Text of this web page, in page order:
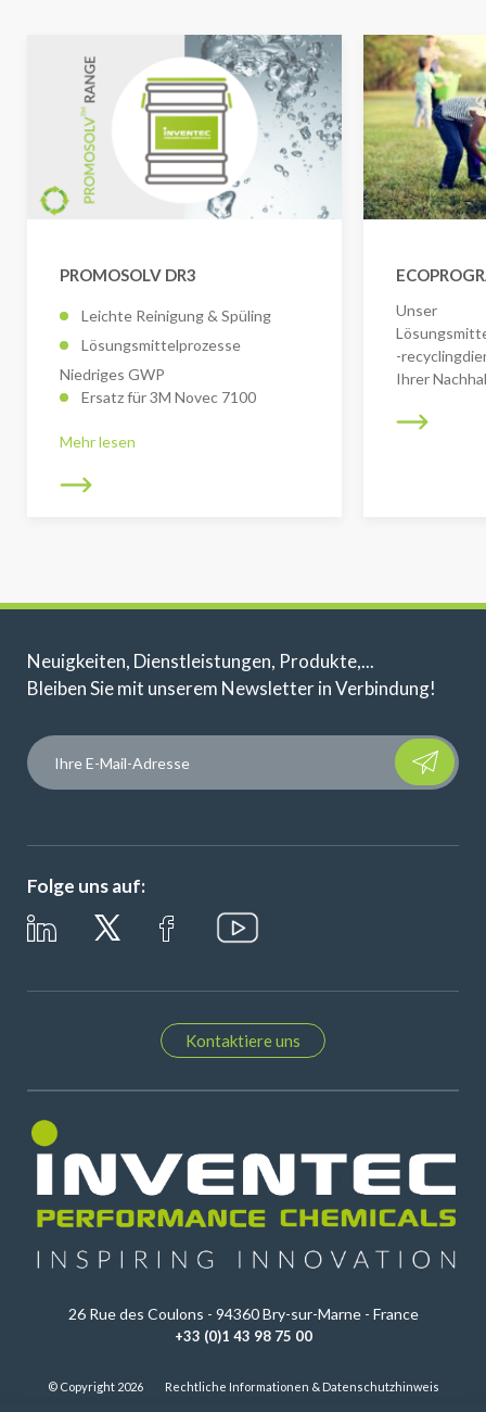
PROMOSOLV DR3
Leichte Reinigung & Spüling
Lösungsmittelprozesse
Niedriges GWP
Ersatz für 3M Novec 7100
Mehr lesen
Unser
-
Ihrer
Neuigkeiten, Dienstleistungen, Produkte,...
Bleiben Sie mit unserem Newsletter in Verbindung!
Please
Folge uns auf:
Kontaktiere uns
26 Rue des Coulons - 94360 Bry-sur-Marne - France
+33 (0)1 43 98 75 00
© Copyright 2026 Rechtliche Informationen & Datenschutzhinweis